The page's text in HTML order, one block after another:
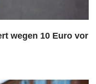
wegen 10 Euro vor